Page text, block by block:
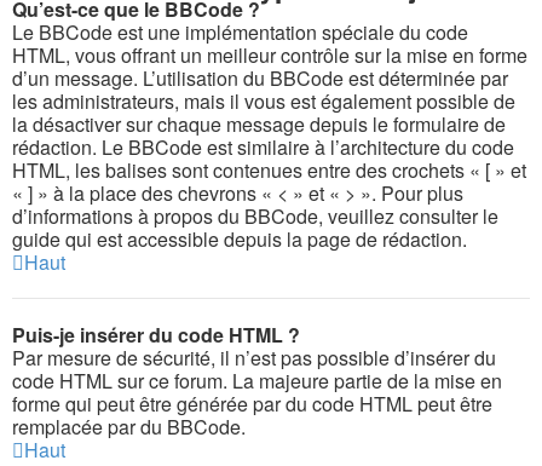
Qu’est-ce que le BBCode ?
Le BBCode est une implémentation spéciale du code
HTML, vous offrant un meilleur contrôle sur la mise en forme
d’un message. L’utilisation du BBCode est déterminée par
les administrateurs, mais il vous est également possible de
la désactiver sur chaque message depuis le formulaire de
rédaction. Le BBCode est similaire à l’architecture du code
HTML, les balises sont contenues entre des crochets « [ » et
« ] » à la place des chevrons « < » et « > ». Pour plus
d’informations à propos du BBCode, veuillez consulter le
guide qui est accessible depuis la page de rédaction.
Haut
Puis-je insérer du code HTML ?
Par mesure de sécurité, il n’est pas possible d’insérer du
code HTML sur ce forum. La majeure partie de la mise en
forme qui peut être générée par du code HTML peut être
remplacée par du BBCode.
Haut